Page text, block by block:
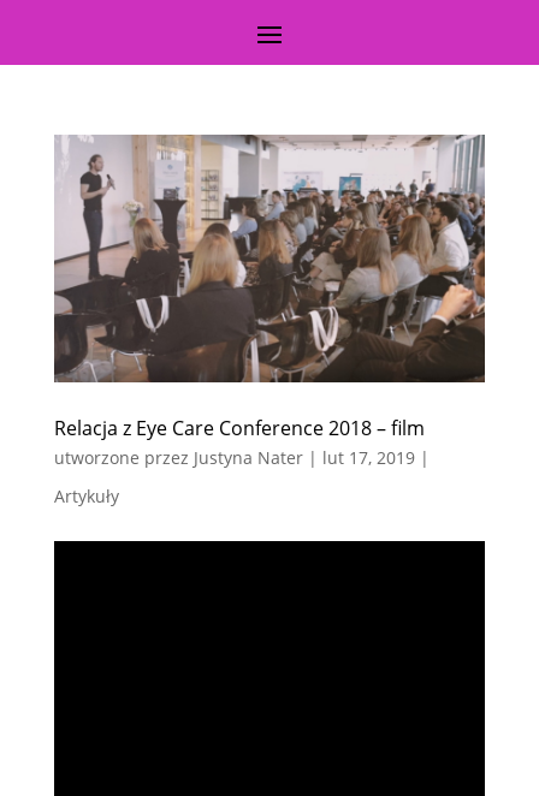
Relacja z Eye Care Conference 2018 – film
utworzone przez Justyna Nater| lut 17, 2019|
Artykuły